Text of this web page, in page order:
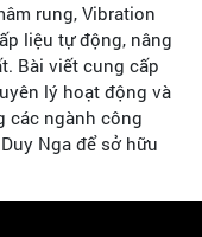
rung, Vibration
liệu tự động, nâng
Bài viết cung cấp
lý hoạt động và
các ngành công
Nga để sở hữu